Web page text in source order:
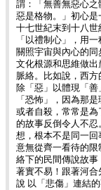
謂：「無善無惡心
惡是格物。」初心
十七世紀末到十八世
「以禮制心」，用
關照宇宙與內心的
文化根源和思維做
脈絡。比如說，西
除「惡」以體現「
「恐怖」，因為那
或者自殺，常常是
的故事反倒令人不
想，根本不是同一
意無從齊一看待的
絡下的民間傳說故事
著實不易！跟著河
說 以「悲傷」連結